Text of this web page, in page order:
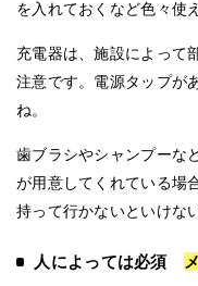
を入れておくなど色々使
充電器は、施設によって
注意です。電源タップが
ね。
歯ブラシやシャンプーな
が用意してくれている場
持って行かないといけな
人によっては必須